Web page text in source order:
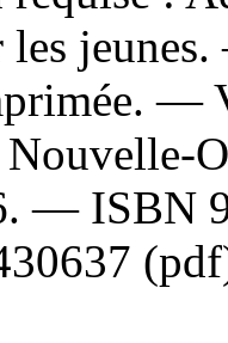
—
— ISBN